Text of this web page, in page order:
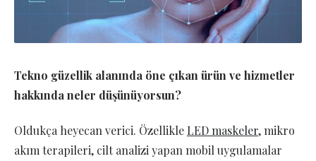
Tekno güzellik alanında öne çıkan ürün ve hizmetler
hakkında neler düşünüyorsun?
Oldukça heyecan verici. Özellikle LED maskeler, mikro
akım terapileri, cilt analizi yapan mobil uygulamalar